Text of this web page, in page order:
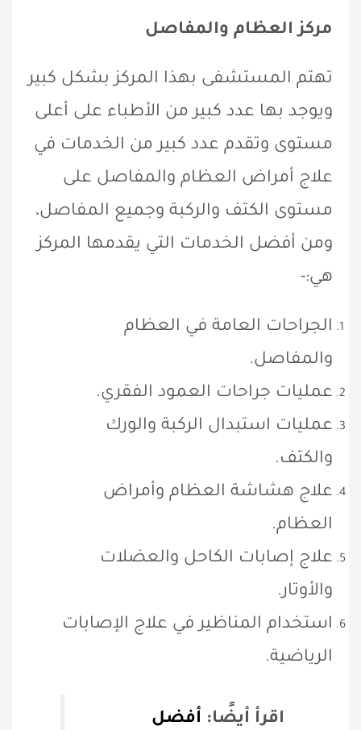
مركز العظام والمفاصل
تهتم المستشفى بهذا المركز بشكل كبير
ويوجد بها عدد كبير من الأطباء على أعلى
مستوى وتقدم عدد كبير من الخدمات في
علاج أمراض العظام والمفاصل على
مستوى الكتف والركبة وجميع المفاصل،
ومن أفضل الخدمات التي يقدمها المركز
هي:-
الجراحات العامة في العظام
والمفاصل.
عمليات جراحات العمود الفقري.
عمليات استبدال الركبة والورك
والكتف.
علاج هشاشة العظام وأمراض
العظام.
علاج إصابات الكاحل والعضلات
والأوتار.
استخدام المناظير في علاج الإصابات
الرياضية.
اقرأ أيضًا: أفضل